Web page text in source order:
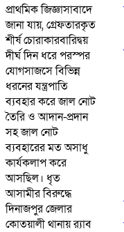
প্রাথমিক জিজ্ঞাসাবাদে
জানা যায়, গ্রেফতারকৃত
শীর্ষ চোরাকারবারিদ্বয়
দীর্ঘ দিন ধরে পরস্পর
যোগসাজসে বিভিন্ন
ধরনের যন্ত্রপাতি
ব্যবহার করে জাল নোট
তৈরি ও আদান-প্রদান
সহ জাল নোট
ব্যবহারের মত অসাধু
কার্যকলাপ করে
আসছিল। ধৃত
আসামীর বিরুদ্ধে
দিনাজপুর জেলার
কোতয়ালী থানায় র‍্যাব